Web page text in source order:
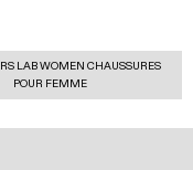
LAB WOMEN CHAUSSURES
POUR FEMME